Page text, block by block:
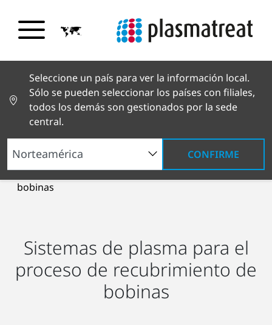
Seleccione un país para ver la información local.
Sólo se pueden seleccionar los países con filiales,
todos los demás son gestionados por la sede
central.
CONFIRME
Productos y servicios
Plasma Systems
Sistemas Openair-Plasma®
Recubrimiento de
bobinas
Sistemas de plasma para el
proceso de recubrimiento de
bobinas